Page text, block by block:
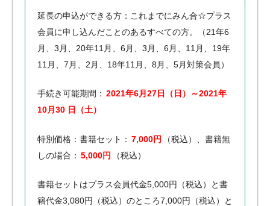
延長の申込ができる方：これまでにみん合☆プラス
会員に申し込んだことのあるすべての方。（21年6
月、3月、20年11月、6月、3月、6月、11月、19年
11月、7月、2月、18年11月、8月、5月対策会員）
手続き可能期間： 2021年6月27日（日）～2021年
10月30 日（土）
特別価格：書籍セット： 7,000円
（税込）、書籍無
しの場合： 5,000円 （税込）
書籍セットはプラス会員代金5,000円（税込）と書
籍代金3,080円（税込）のところ7,000円（税込）と